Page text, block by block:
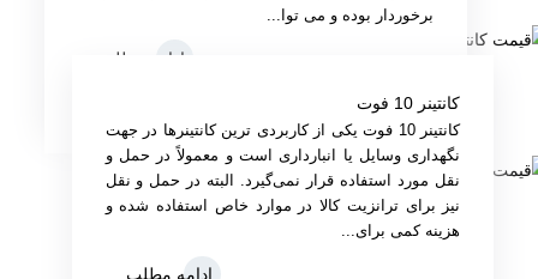
برخوردار بوده و می‌ توا...
ادامه مطلب
کانتینر 10 فوت
کانتینر 10 فوت یکی از کاربردی‌ ترین کانتینرها در جهت
نگهداری وسایل یا انبارداری است و معمولاً در حمل‌ و
نقل مورد استفاده قرار نمی‌گیرد. البته در حمل‌ و نقل
نیز برای ترانزیت کالا در موارد خاص استفاده‌ شده و
هزینه کمی برای...
ادامه مطلب